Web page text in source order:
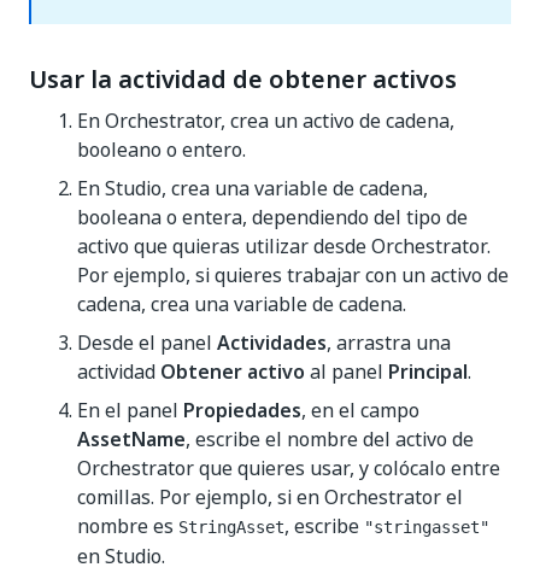
Usar la actividad de obtener activos
En Orchestrator, crea un activo de cadena,
booleano o entero.
En Studio, crea una variable de cadena,
booleana o entera, dependiendo del tipo de
activo que quieras utilizar desde Orchestrator.
Por ejemplo, si quieres trabajar con un activo de
cadena, crea una variable de cadena.
Desde el panel Actividades, arrastra una
actividad Obtener activo al panel Principal.
En el panel Propiedades, en el campo
AssetName, escribe el nombre del activo de
Orchestrator que quieres usar, y colócalo entre
comillas. Por ejemplo, si en Orchestrator el
nombre es StringAsset, escribe "stringasset"
en Studio.